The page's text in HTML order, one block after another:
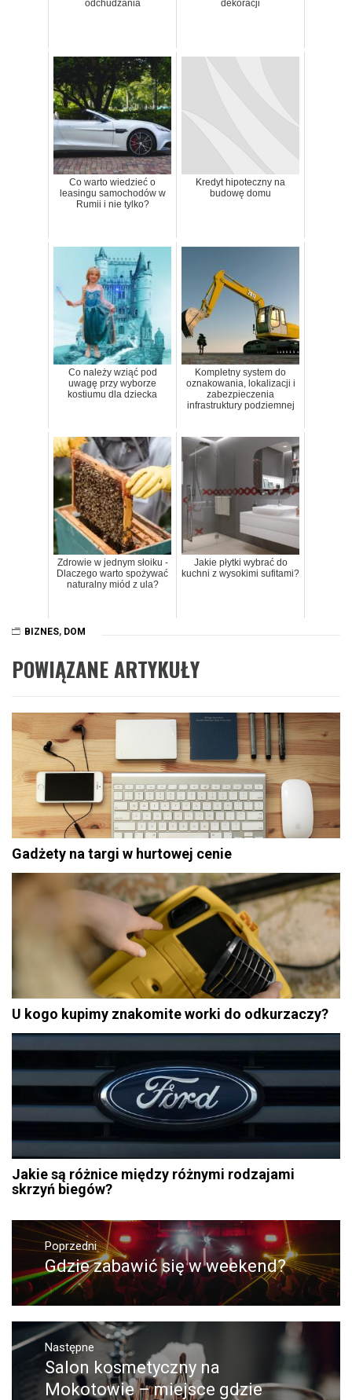
odchudzania dekoracji
Co warto wiedzieć o
leasingu samochodów w
Rumii i nie tylko?
Kredyt hipoteczny na
budowę domu
Co należy wziąć pod
uwagę przy wyborze
kostiumu dla dziecka
Kompletny system do
oznakowania, lokalizacji i
zabezpieczenia
infrastruktury podziemnej
Zdrowie w jednym słoiku -
Dlaczego warto spożywać
naturalny miód z ula?
Jakie płytki wybrać do
kuchni z wysokimi sufitami?
BIZNES, DOM
POWIĄZANE ARTYKUŁY
Gadżety na targi w hurtowej cenie
U kogo kupimy znakomite worki do odkurzaczy?
Jakie są różnice między różnymi rodzajami
skrzyń biegów?
Nawigacja
wpisu
Poprzedni
Poprzedni
wpis:
Gdzie zabawić się w weekend?
Następne
Następny
post:
Salon kosmetyczny na
Mokotowie – miejsce gdzie